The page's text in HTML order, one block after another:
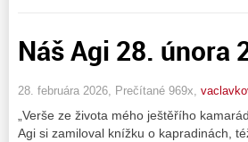
Náš Agi 28. února
28. februára 2026, Prečítané 969x,
„Verše ze života mého ještěřího
Agi si zamiloval knížku o kapradinách,